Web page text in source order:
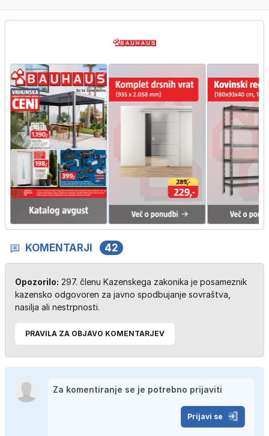
KOMENTARJI 42
Opozorilo: 297. členu Kazenskega zakonika je posameznik
kazensko odgovoren za javno spodbujanje sovraštva,
nasilja ali nestrpnosti.
PRAVILA ZA OBJAVO KOMENTARJEV
Prijavi se